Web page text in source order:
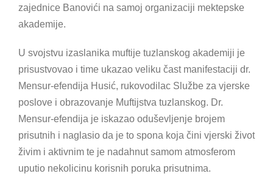
zajednice Banovići na samoj organizaciji mektepske
akademije.
U svojstvu izaslanika muftije tuzlanskog akademiji je
prisustvovao i time ukazao veliku čast manifestaciji dr.
Mensur-efendija Husić, rukovodilac Službe za vjerske
poslove i obrazovanje Muftijstva tuzlanskog. Dr.
Mensur-efendija je iskazao oduševljenje brojem
prisutnih i naglasio da je to spona koja čini vjerski život
živim i aktivnim te je nadahnut samom atmosferom
uputio nekolicinu korisnih poruka prisutnima.